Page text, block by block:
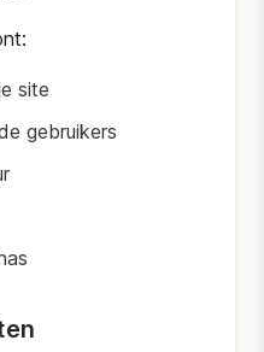
site
gebruikers